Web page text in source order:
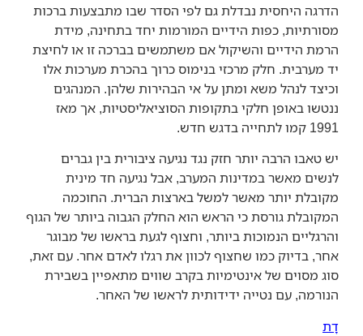
הדרגה היחסית נבדלת גם לפי הסדר שבו מתבצעות ברכות
מסורתיות, כפות הידיים המורמות יחד בתחינה, מידת
הרמת הידיים והשיקול אם משתמשים בברכה זו או לחיצת
יד מערבית. חלק מרכזי בנימוס כרוך בהכרת מערכות אלו
וכיצד לנהל משא ומתן על אי הבהירות שלהן. המנהגים
ננטשו באופן חלקי בתקופות הסוציאליסטיות, אך מאז
1991 קמו לתחייה בדגש חדש.
יש טאבו הרבה יותר חזק נגד נגיעה ציבורית בין גברים
לנשים מאשר במדינות המערב, אבל נגיעה חד מינית
מקובלת יותר מאשר למשל בארצות הברית. החוכמה
המקובלת גורסת כי הראש הוא החלק הגבוה ביותר של הגוף
והרגליים הנמוכות ביותר, וחצוף לגעת בראשו של מבוגר
אחר, בדיוק כמו שחצוף לכוון את רגלו לאדם אחר. עם זאת,
סוג מסוים של אינטימיות בקרב שווים מתאפיין בשבירת
הנורמה, עם נטייה ידידותית לראשו של האחר.
דָת